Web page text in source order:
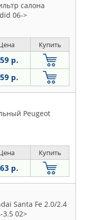
салона
06->
Купить
р.
р.
Peugeot
Купить
р.
Santa Fe 2.0/2.4
3.5 02>